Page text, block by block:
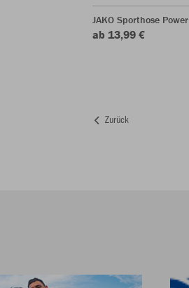
JAKO Sporthose Power
ab 13,99 €
Zurück